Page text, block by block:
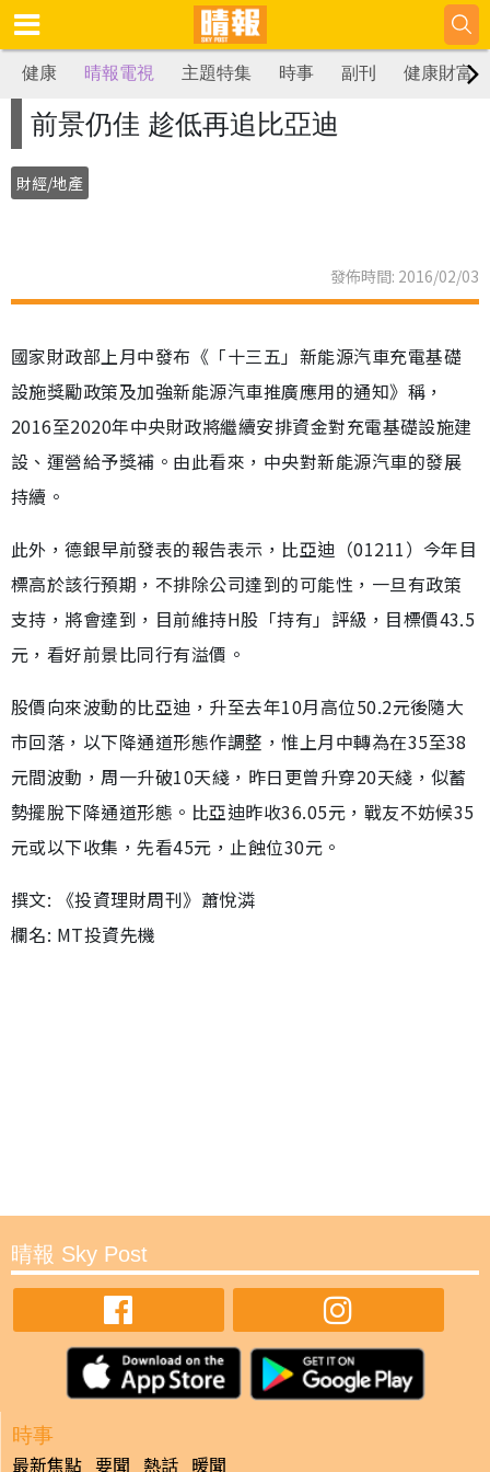
健康 晴報電視 主題特集 時事 副刊 健康財富
前景仍佳 趁低再追比亞迪
財經/地產
發佈時間: 2016/02/03
國家財政部上月中發布《「十三五」新能源汽車充電基礎
設施獎勵政策及加強新能源汽車推廣應用的通知》稱，
2016至2020年中央財政將繼續安排資金對充電基礎設施建
設、運營給予獎補。由此看來，中央對新能源汽車的發展
持續。
此外，德銀早前發表的報告表示，比亞迪（01211）今年目
標高於該行預期，不排除公司達到的可能性，一旦有政策
支持，將會達到，目前維持H股「持有」評級，目標價43.5
元，看好前景比同行有溢價。
股價向來波動的比亞迪，升至去年10月高位50.2元後隨大
市回落，以下降通道形態作調整，惟上月中轉為在35至38
元間波動，周一升破10天綫，昨日更曾升穿20天綫，似蓄
勢擺脫下降通道形態。比亞迪昨收36.05元，戰友不妨候35
元或以下收集，先看45元，止蝕位30元。
撰文: 《投資理財周刊》蕭悅潾
欄名: MT投資先機
晴報 Sky Post
時事
最新焦點 要聞 熱話 暖聞